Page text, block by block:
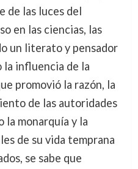
de las luces del
en las ciencias, las
un literato y pensador
la influencia de la
promovió la razón, la
de las autoridades
la monarquía y la
de su vida temprana
se sabe que